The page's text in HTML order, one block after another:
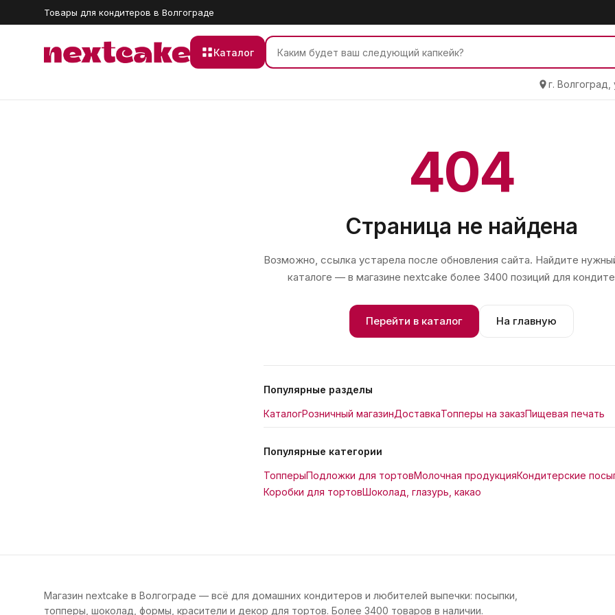
Товары для кондитеров в Волгограде
Каталог
г.
404
Страница не найдена
Возможно, ссылка устарела после обновления сайта. Найдите
каталоге — в магазине nextcake более 3400 позиций для
Перейти в каталог На главную
Популярные разделы
КаталогРозничный магазинДоставкаТопперы на заказПищевая печать
Популярные категории
ТопперыПодложки для тортовМолочная продукцияКондитерские
Коробки для тортовШоколад, глазурь, какао
Магазин nextcake в Волгограде — всё для домашних кондитеров и любителей выпечки: посыпки,
топперы, шоколад, формы, красители и декор для тортов. Более 3400 товаров в наличии.